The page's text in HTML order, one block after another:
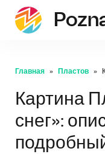
Главная Пластов
Картина
снег»: